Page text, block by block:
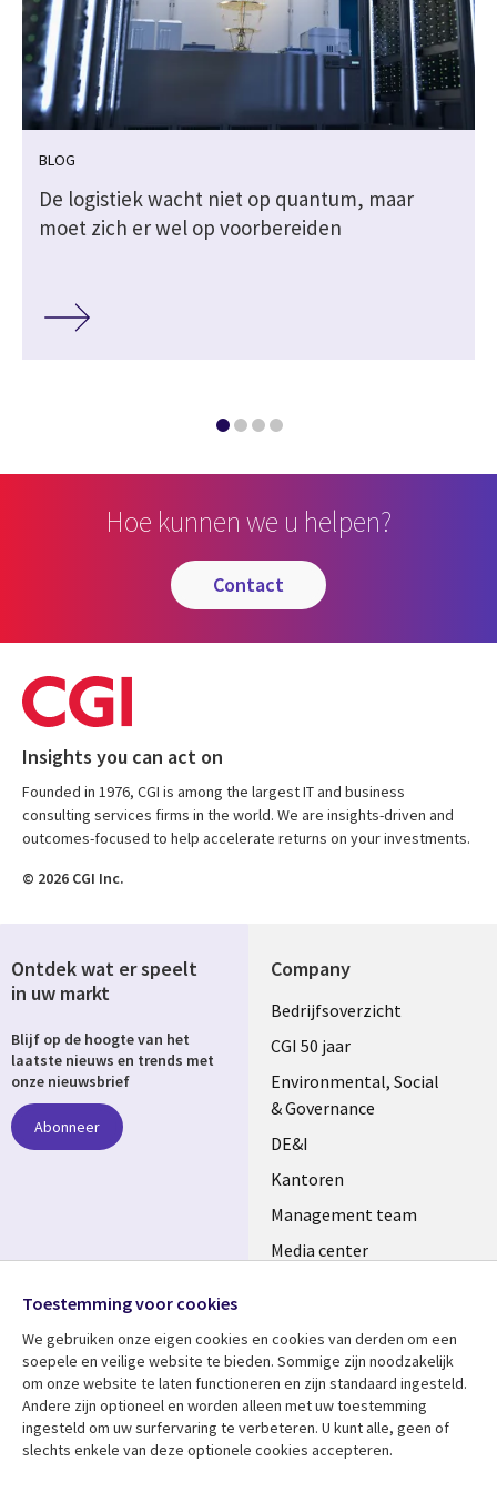
BLOG
De logistiek wacht niet op quantum, maar
moet zich er wel op voorbereiden
Hoe kunnen we u helpen?
contact
Insights you can act on
Founded in 1976, CGI is among the largest IT and business
consulting services firms in the world. We are insights-driven and
outcomes-focused to help accelerate returns on your investments.
© 2026 CGI Inc.
Company
Useful
links
NETHERLANDS
Bedrijfsoverzicht
CGI 50 jaar
Environmental, Social
& Governance
DE&I
Kantoren
Management team
Media center
Bekijk meer
Library
Artikelen
Support
Legal
Disclaimer
Ontdek wat er speelt
in uw markt
Blijf op de hoogte van het
laatste nieuws en trends met
onze nieuwsbrief
Abonneer
Media
NETHERLANDS
Toestemming voor cookies
We gebruiken onze eigen cookies en cookies van derden om een ​​
soepele en veilige website te bieden. Sommige zijn noodzakelijk
om onze website te laten functioneren en zijn standaard ingesteld.
Andere zijn optioneel en worden alleen met uw toestemming
ingesteld om uw surfervaring te verbeteren. U kunt alle, geen of
slechts enkele van deze optionele cookies accepteren.